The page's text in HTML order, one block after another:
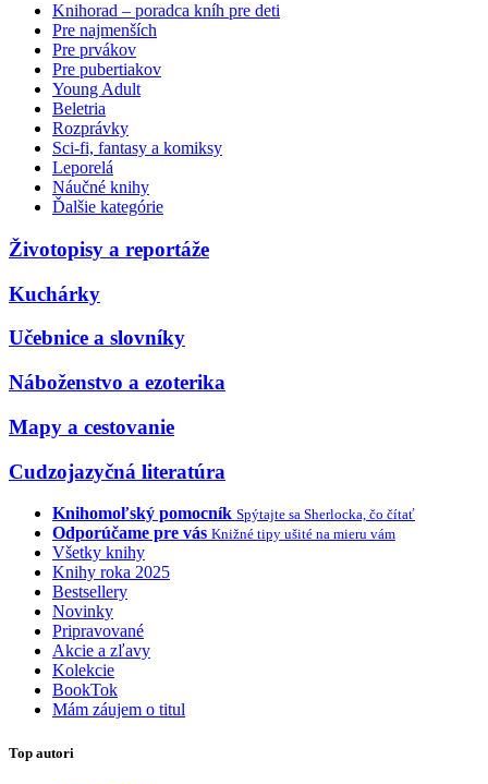
Knihorad – poradca kníh pre deti
Pre najmenších
Pre prvákov
Pre pubertiakov
Young Adult
Beletria
Rozprávky
Sci-fi, fantasy a komiksy
Leporelá
Náučné knihy
Ďalšie kategórie
Životopisy a reportáže
Kuchárky
Učebnice a slovníky
Náboženstvo a ezoterika
Mapy a cestovanie
Cudzojazyčná literatúra
Knihomoľský pomocník Spýtajte sa Sherlocka, čo čítať
Odporúčame pre vás Knižné tipy ušité na mieru vám
Všetky knihy
Knihy roka 2025
Bestsellery
Novinky
Pripravované
Akcie a zľavy
Kolekcie
BookTok
Mám záujem o titul
Top autori